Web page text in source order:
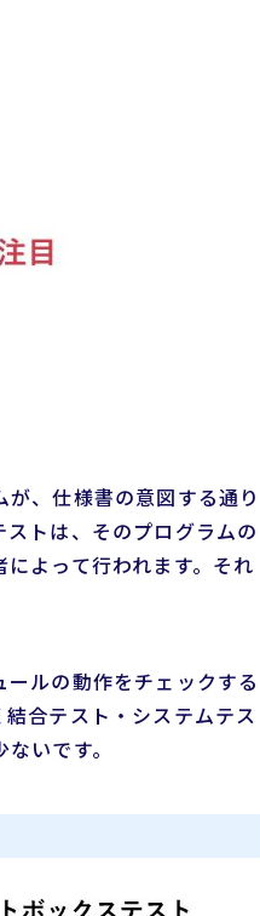
、仕様書の意図する通り
トは、そのプログラムの
よって行われます。それ
ルの動作をチェックする
合テスト・システムテス
いです。